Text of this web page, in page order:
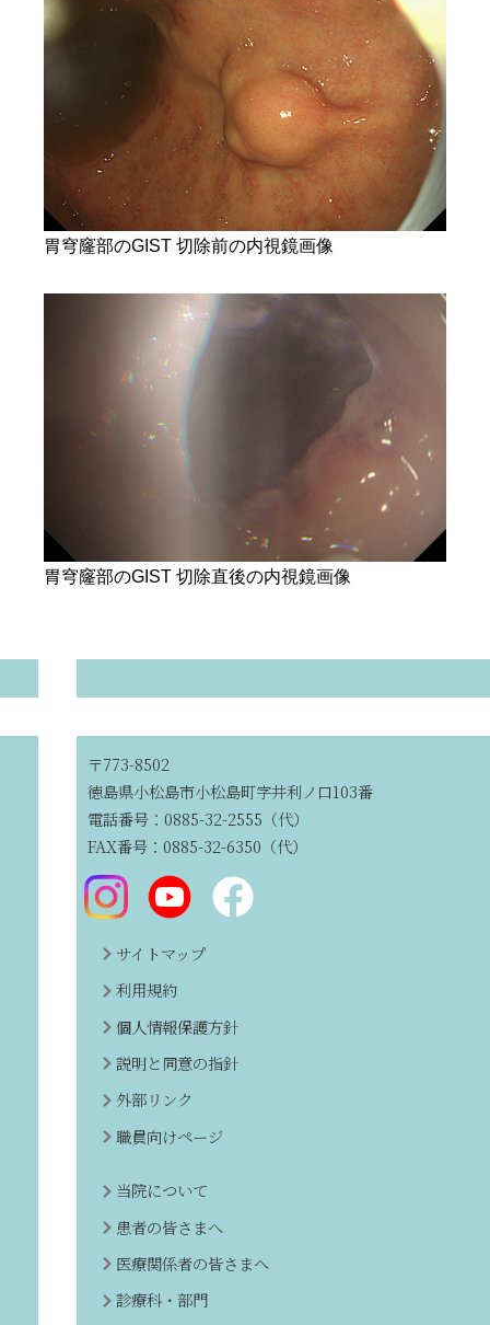
胃穹窿部のGIST 切除前の内視鏡画像
胃穹窿部のGIST 切除直後の内視鏡画像
〒773-8502
徳島県小松島市小松島町字井利ノ口103番
電話番号：0885-32-2555（代）
FAX番号：0885-32-6350（代）
サイトマップ
利用規約
個人情報保護方針
説明と同意の指針
外部リンク
職員向けページ
当院について
患者の皆さまへ
医療関係者の皆さまへ
診療科・部門